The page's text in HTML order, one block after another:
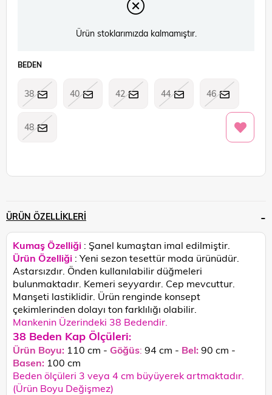
Ürün stoklarımızda kalmamıştır.
BEDEN
38 40 42 44 46
48
ÜRÜN ÖZELLIKLERI
Kumaş Özelliği : Şanel kumaştan imal edilmiştir.
Ürün Özelliği : Yeni sezon tesettür moda ürünüdür.
Astarsızdır. Önden kullanılabilir düğmeleri
bulunmaktadır. Kemeri seyyardır. Cep mevcuttur.
Manşeti lastiklidir. Ürün renginde konsept
çekimlerinden dolayı ton farklılığı olabilir.
Mankenin Üzerindeki 38 Bedendir.
38 Beden Kap Ölçüleri:
Ürün Boyu: 110 cm - Göğüs: 94 cm - Bel:90 cm -
Basen: 100 cm
Beden ölçüleri 3 veya 4 cm büyüyerek artmaktadır.
(Ürün Boyu Değişmez)